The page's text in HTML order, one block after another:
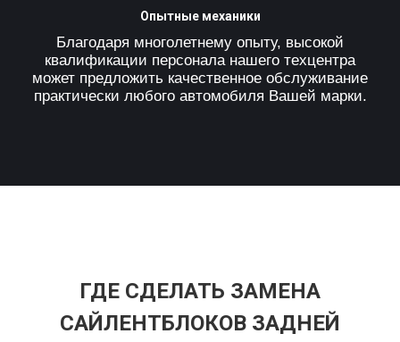
Опытные механики
Благодаря многолетнему опыту, высокой
квалификации персонала нашего техцентра
может предложить качественное обслуживание
практически любого автомобиля Вашей марки.
ГДЕ СДЕЛАТЬ ЗАМЕНА
САЙЛЕНТБЛОКОВ ЗАДНЕЙ